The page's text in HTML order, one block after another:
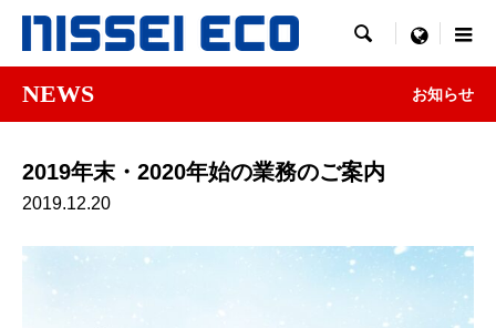
 menu
NEWS お知らせ
2019年末・2020年始の業務のご案内
2019.12.20